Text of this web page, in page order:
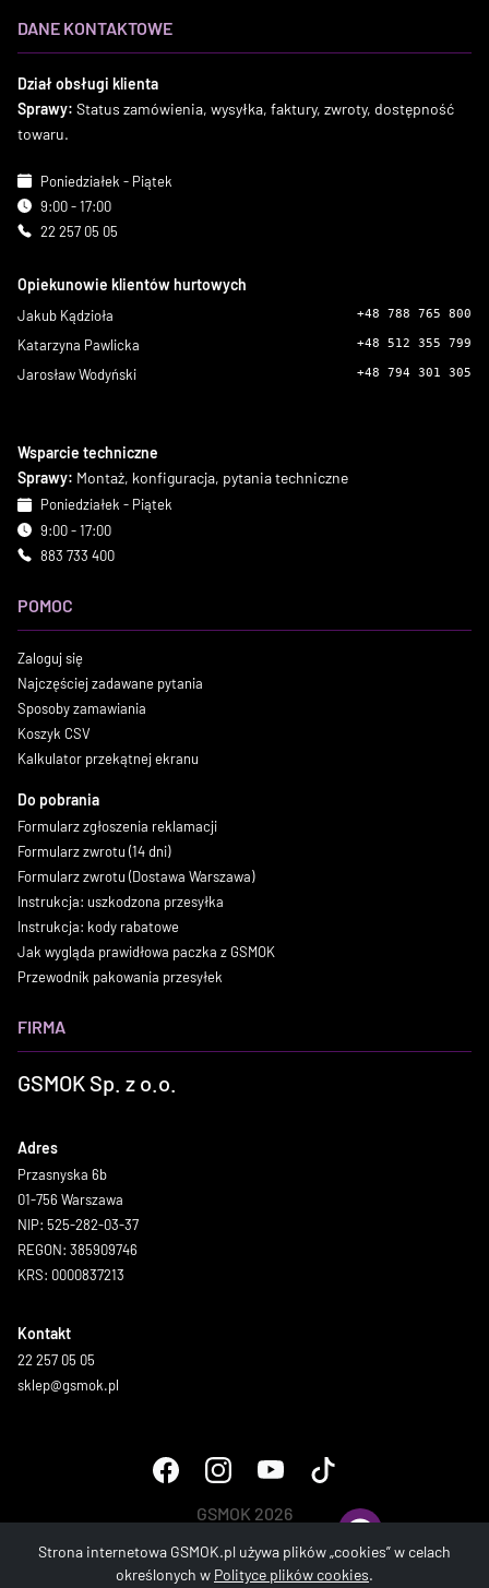
DANE KONTAKTOWE
Dział obsługi klienta
Sprawy: Status zamówienia, wysyłka, faktury, zwroty, dostępność
towaru.
Poniedziałek - Piątek
9:00 - 17:00
22 257 05 05
Opiekunowie klientów hurtowych
Jakub Kądzioła +48 788 765 800
Katarzyna Pawlicka +48 512 355 799
Jarosław Wodyński +48 794 301 305
Wsparcie techniczne
Sprawy: Montaż, konfiguracja, pytania techniczne
Poniedziałek - Piątek
9:00 - 17:00
883 733 400
POMOC
Zaloguj się
Najczęściej zadawane pytania
Sposoby zamawiania
Koszyk CSV
Kalkulator przekątnej ekranu
Do pobrania
Formularz zgłoszenia reklamacji
Formularz zwrotu (14 dni)
Formularz zwrotu (Dostawa Warszawa)
Instrukcja: uszkodzona przesyłka
Instrukcja: kody rabatowe
Jak wygląda prawidłowa paczka z GSMOK
Przewodnik pakowania przesyłek
FIRMA
GSMOK Sp. z o.o.
Adres
Przasnyska 6b
01-756 Warszawa
NIP: 525-282-03-37
REGON: 385909746
KRS: 0000837213
Kontakt
22 257 05 05
sklep@gsmok.pl
GSMOK 2026
Strona internetowa GSMOK.pl używa plików „cookies” w celach
określonych w Polityce plików cookies.